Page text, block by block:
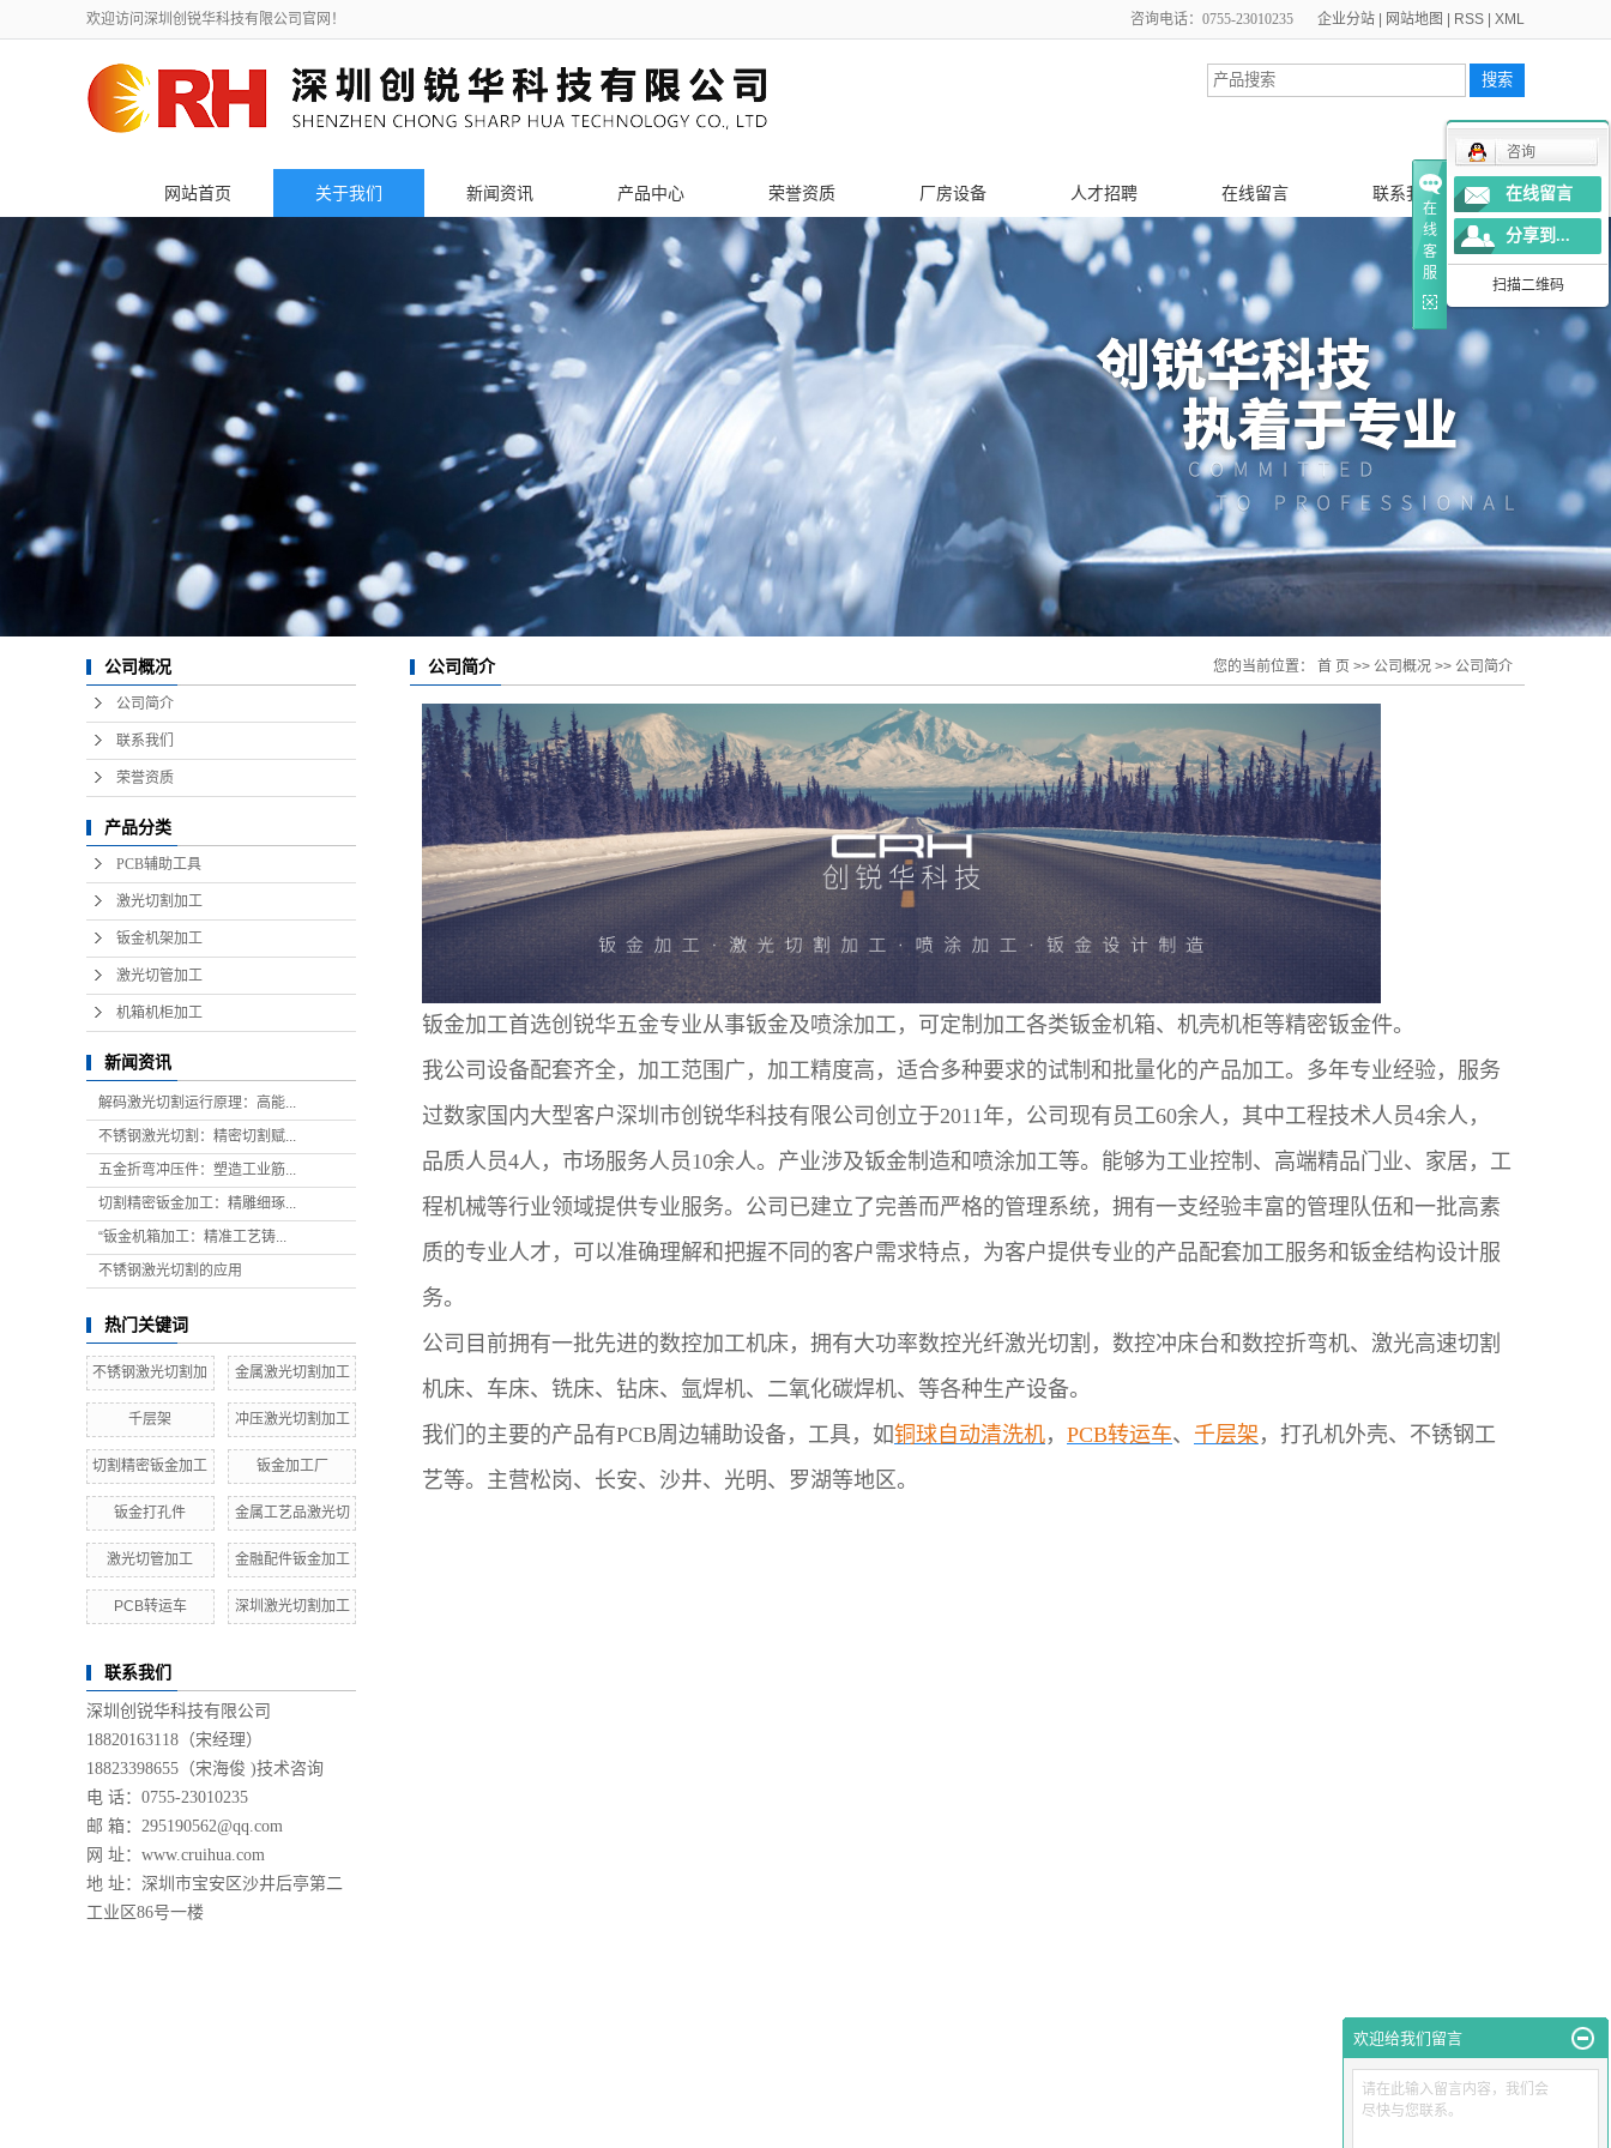
欢迎访问深圳创锐华科技有限公司官网！ 企业分站 网站地图 RSS XML
咨询电话：0755-23010235
网站首页 关于我们 新闻资讯
公司新闻
行业新闻
技术知识
产品中心
PCB辅助工具
激光切割加工
钣金机架加工
激光切管加工
机箱机柜加工
荣誉资质 厂房设备 人才招聘 在线留言 联系我们
公司概况
公司简介
联系我们
荣誉资质
产品分类
PCB辅助工具
激光切割加工
钣金机架加工
激光切管加工
机箱机柜加工
新闻资讯
解码激光切割运行原理：高能...
不锈钢激光切割：精密切割赋...
五金折弯冲压件：塑造工业筋...
切割精密钣金加工：精雕细琢...
“钣金机箱加工：精准工艺铸...
不锈钢激光切割的应用
热门关键词
不锈钢激光切割加 金属激光切割加工
千层架 冲压激光切割加工
切割精密钣金加工 钣金加工厂
钣金打孔件 金属工艺品激光切
激光切管加工 金融配件钣金加工
PCB转运车 深圳激光切割加工
联系我们
深圳创锐华科技有限公司
18820163118（宋经理）
18823398655（宋海俊 )技术咨询
电 话：0755-23010235
邮 箱：295190562@qq.com
网 址： www.cruihua.com
地 址：深圳市宝安区沙井后亭第二
工业区86号一楼
公司简介 您的当前位置： 首 页 >> 公司概况 >> 公司简介
钣金加工首选创锐华五金专业从事钣金及喷涂加工，可定制加工各类钣金机箱、机壳机柜等精密钣金件。
我公司设备配套齐全，加工范围广，加工精度高，适合多种要求的试制和批量化的产品加工。多年专业经验，服务
过数家国内大型客户深圳市创锐华科技有限公司创立于2011年， 公司现有员工60余人，其中工程技术人员4余人，
品质人员4人，市场服务人员10余人。产业涉及钣金制造和喷涂加工等。能够为工业控制、高端精品门业、家居， 工
程机械等行业领域提供专业服务。公司已建立了完善而严格的管理系统，拥有一支经验丰富的管理队伍和一批高素
质的专业人才， 可以准确理解和把握不同的客户需求特点，为客户提供专业的产品配套加工服务和钣金结构设计服
务。
公司目前拥有一批先进的数控加工机床，拥有大功率数控光纤激光切割，数控冲床台和数控折弯机、激光高速切割
机床、车床、铣床、钻床、氩焊机、二氧化碳焊机、等各种生产设备。
我们的主要的产品有PCB周边辅助设备，工具，如铜球自动清洗机， PCB转运车、 千层架 ，打孔机外壳、不锈钢工
艺等。主营松岗、长安、沙井、光明、罗湖等地区。
在
线
客
服
咨询
在线留言
分享到...
扫描二维码
欢迎给我们留言
请在此输入留言内容，我们会
尽快与您联系。